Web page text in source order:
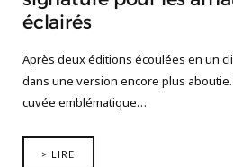
éclairés
Après deux éditions écoulées en un
dans une version encore plus
cuvée emblématique…
> LIRE